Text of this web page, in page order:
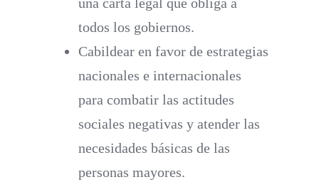
todos los gobiernos.
Cabildear en favor de estrategias
nacionales e internacionales
para combatir las actitudes
sociales negativas y atender las
necesidades básicas de las
personas mayores.